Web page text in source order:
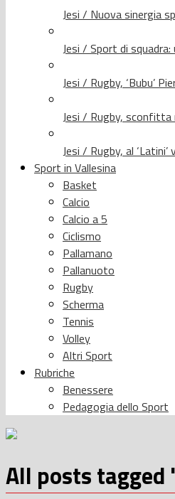
Jesi / Nuova sinergia
Jesi / Sport di
Jesi / Rugby, ‘Bubu’
Jesi / Rugby,
Jesi / Rugby, al
Sport in Vallesina
Basket
Calcio
Calcio a 5
Ciclismo
Pallamano
Pallanuoto
Rugby
Scherma
Tennis
Volley
Altri Sport
Rubriche
Benessere
Pedagogia dello Sport
All posts